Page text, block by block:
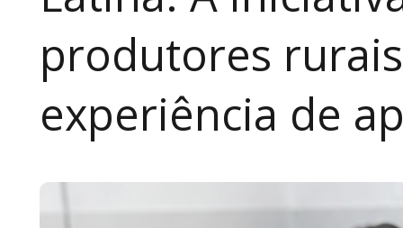
produtores
experiência de